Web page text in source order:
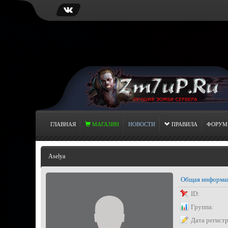
ГЛАВНАЯ МАГАЗИН НОВОСТИ ПРАВИЛА ФОРУМ
Aselya
Общая
ID:
Группа:
Дата